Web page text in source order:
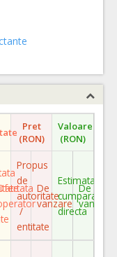
Pret
(RON)
Valoare
(RON)
Propus
de
autoritate
/
entitate
De
vanzare
Estimata
cumparare
directa
De
vanzare